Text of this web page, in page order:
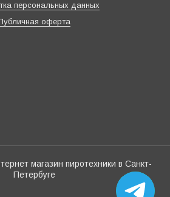
персональных данных
оферта
магазин пиротехники в Санкт-
Петербуге